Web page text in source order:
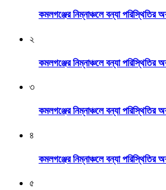
কমলগঞ্জের নিম্নাঞ্চলে বন্যা পরিস্থিতির
২
কমলগঞ্জের নিম্নাঞ্চলে বন্যা পরিস্থিতির
৩
কমলগঞ্জের নিম্নাঞ্চলে বন্যা পরিস্থিতির
৪
কমলগঞ্জের নিম্নাঞ্চলে বন্যা পরিস্থিতির
৫